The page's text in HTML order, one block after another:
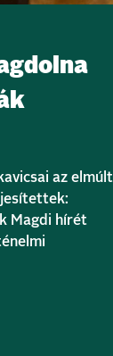
az elmúlt
Magdi hírét